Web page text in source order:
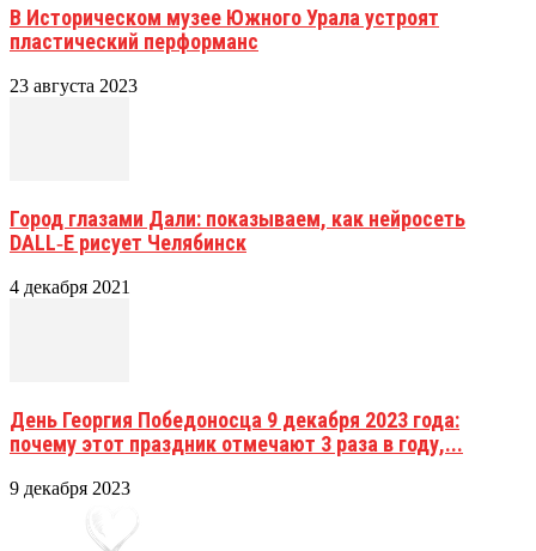
В Историческом музее Южного Урала устроят
пластический перформанс
23 августа 2023
Город глазами Дали: показываем, как нейросеть
DALL‑E рисует Челябинск
4 декабря 2021
День Георгия Победоносца 9 декабря 2023 года:
почему этот праздник отмечают 3 раза в году,...
9 декабря 2023